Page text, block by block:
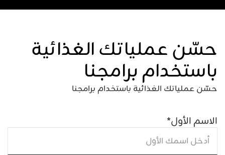
حسّن عملياتك الغذائية
باستخدام برامجنا
حسّن عملياتك الغذائية باستخدام برامجنا
الاسم الأول*